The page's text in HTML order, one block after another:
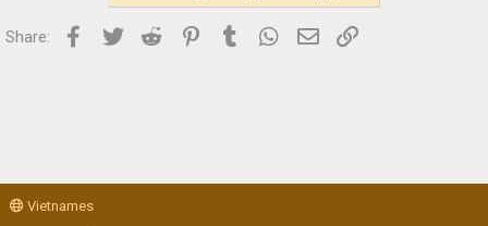
Share: Facebook
Twitter Reddit PinterestTumblr WhatsApp
Email
Vietnames